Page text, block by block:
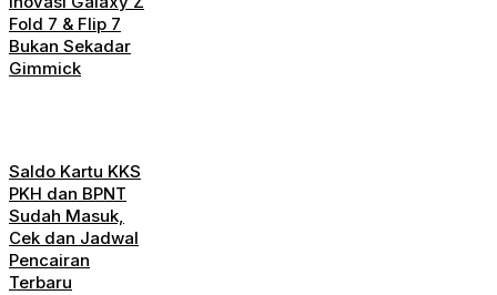
Fold 7 & Flip 7
Bukan Sekadar
Gimmick
Saldo Kartu KKS
PKH dan BPNT
Sudah Masuk,
Cek dan Jadwal
Pencairan
Terbaru